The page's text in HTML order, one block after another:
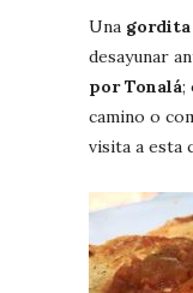
Una gordita
desayunar
por Tonalá;
camino o
visita a esta